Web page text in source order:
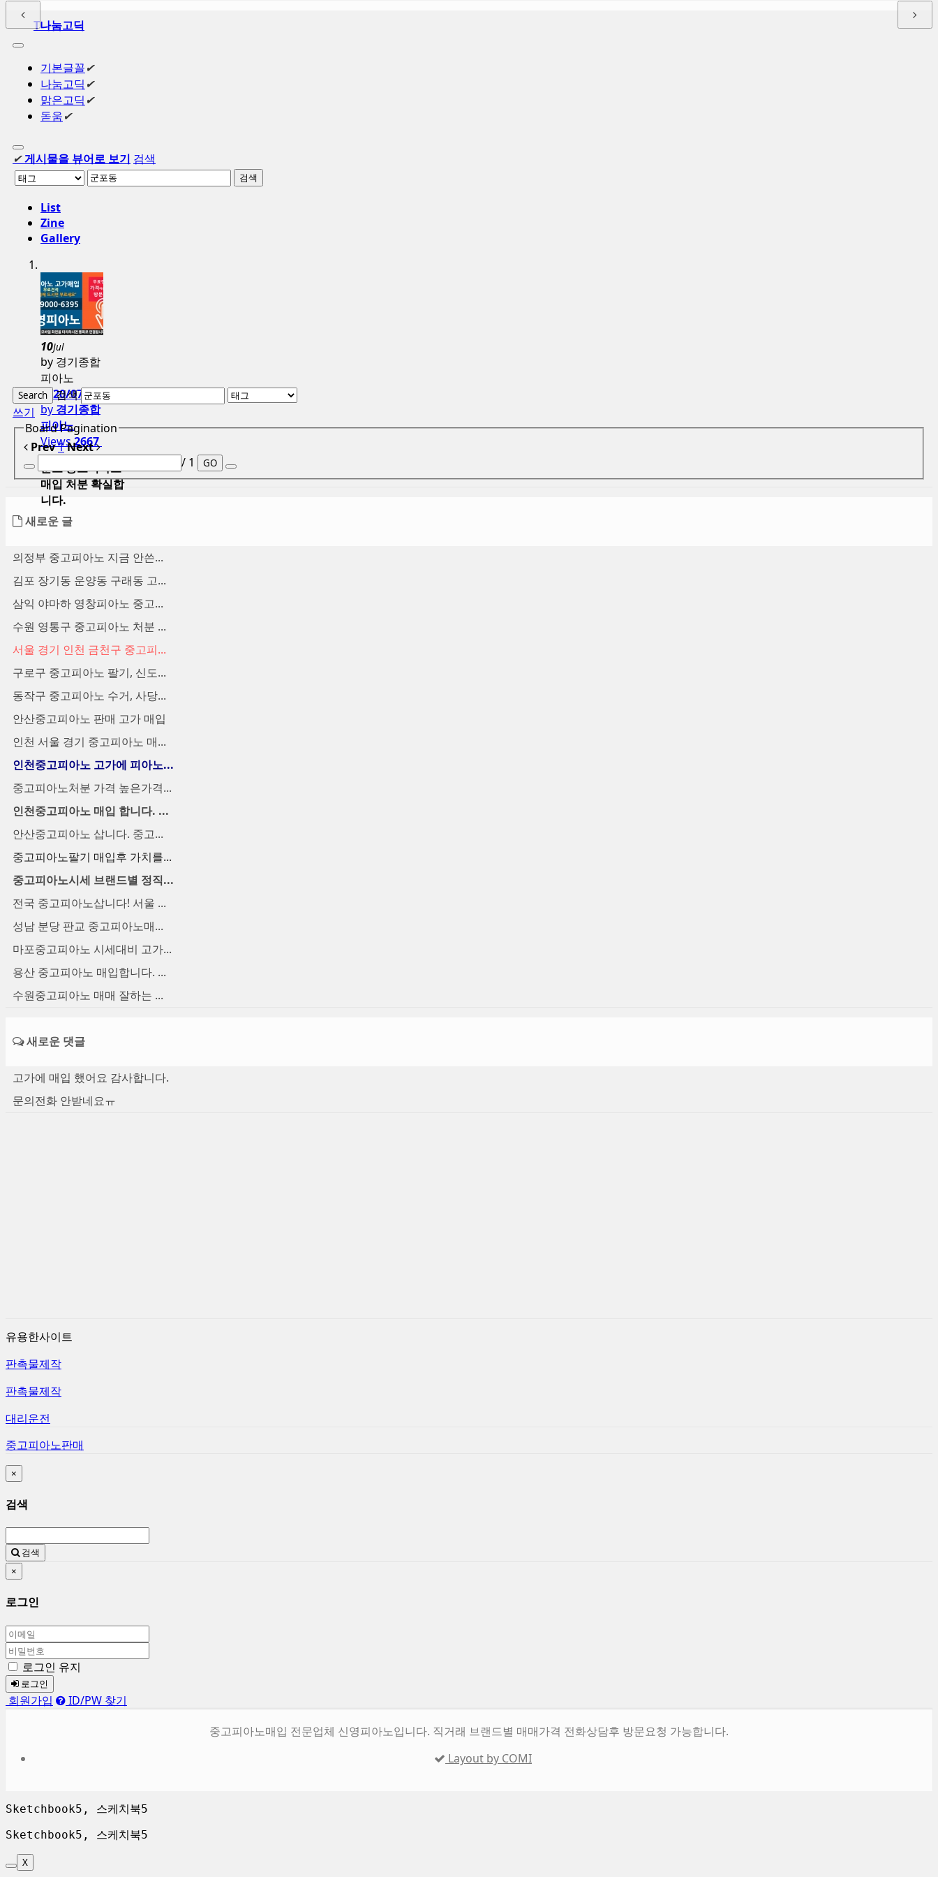
T나눔고딕
기본글꼴✔
나눔고딕 ✔
맑은고딕 ✔
돋움✔
✔게시물을 뷰어로 보기 검색
검색
List
Zine
Gallery
10Jul
by 경기종합
피아노
2020/07/10
by 경기종합
피아노
Views2667
군포 중고피아노
매입 처분 확실합
니다.
Search
검색
쓰기
Board Pagination
Prev1Next
/ 1
GO
새로운 글
의정부 중고피아노 지금 안쓴...
김포 장기동 운양동 구래동 고...
삼익 야마하 영창피아노 중고...
수원 영통구 중고피아노 처분 ...
서울 경기 인천 금천구 중고피...
구로구 중고피아노 팔기, 신도...
동작구 중고피아노 수거, 사당...
안산중고피아노 판매 고가 매입
인천 서울 경기 중고피아노 매...
인천중고피아노 고가에 피아노...
중고피아노처분 가격 높은가격...
인천중고피아노 매입 합니다. ...
안산중고피아노 삽니다. 중고...
중고피아노팔기 매입후 가치를...
중고피아노시세 브랜드별 정직...
전국 중고피아노삽니다! 서울 ...
성남 분당 판교 중고피아노매...
마포중고피아노 시세대비 고가...
용산 중고피아노 매입합니다. ...
수원중고피아노 매매 잘하는 ...
새로운 댓글
고가에 매입 했어요 감사합니다.
문의전화 안받네요ㅠ
유용한사이트
판촉물제작
판촉물제작
대리운전
중고피아노판매
×
검색
검색
×
로그인
로그인 유지
로그인
회원가입
ID/PW 찾기
중고피아노매입 전문업체 신영피아노입니다. 직거래 브랜드별 매매가격 전화상담후 방문요청 가능합니다.
Layout by COMI
Sketchbook5, 스케치북5
Sketchbook5, 스케치북5
X